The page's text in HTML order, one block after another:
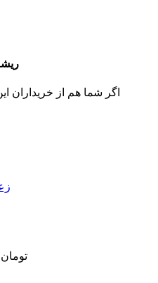
اگر شما هم از خریداران
1,650,000 تومان